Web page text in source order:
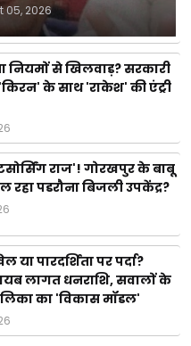
05, 2026
से खिलवाड़? सरकारी
'किरन' के साथ 'राकेश' की एंट्री
राज'! गोरखपुर के बाबू
रहा पडरौना बिजली उपकेंद्र?
पारदर्शिता पर पर्दा?
लागत धनराशि, सवालों के
का 'विकास मॉडल'